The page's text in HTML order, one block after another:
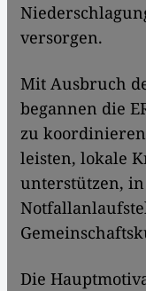
versorgen.
Mit Ausbruch
begannen die
zu
leisten, lokale
unterstützen,
Die